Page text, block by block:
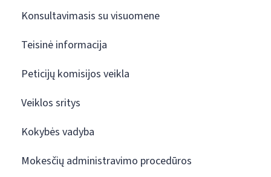
Konsultavimasis su visuomene
Teisinė informacija
Peticijų komisijos veikla
Veiklos sritys
Kokybės vadyba
Mokesčių administravimo procedūros